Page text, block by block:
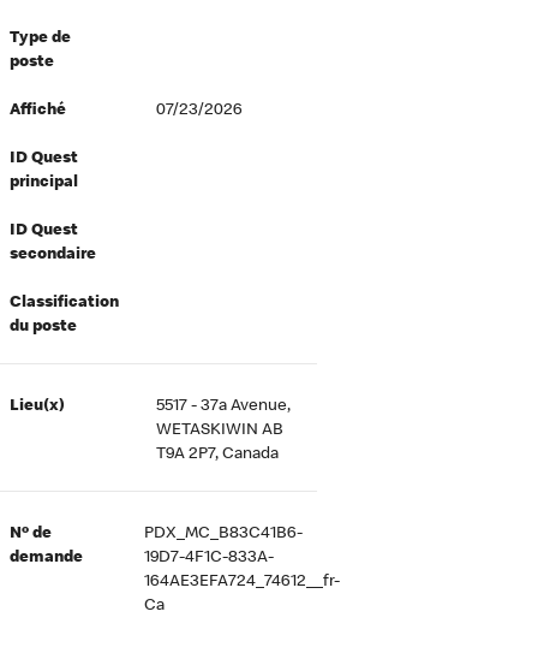
Type de
poste
Affiché 07/23/2026
ID Quest
principal
ID Quest
secondaire
Classification
du poste
Lieu(x)
5517 - 37a Avenue,
WETASKIWIN AB
T9A 2P7, Canada
Nº de
demande
PDX_MC_B83C41B6-
19D7-4F1C-833A-
164AE3EFA724_74612__fr-
Ca